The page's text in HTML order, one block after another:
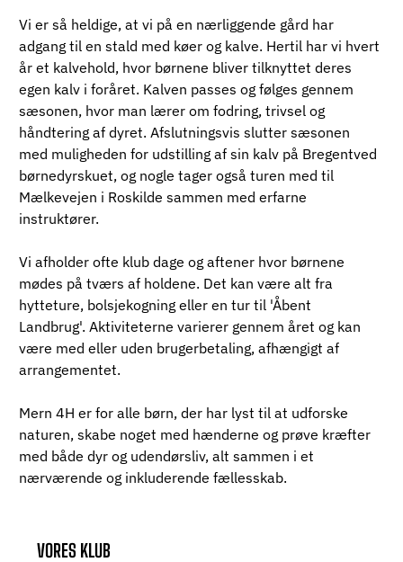
Vi er så heldige, at vi på en nærliggende gård har
adgang til en stald med køer og kalve. Hertil har vi hvert
år et kalvehold, hvor børnene bliver tilknyttet deres
egen kalv i foråret. Kalven passes og følges gennem
sæsonen, hvor man lærer om fodring, trivsel og
håndtering af dyret. Afslutningsvis slutter sæsonen
med muligheden for udstilling af sin kalv på Bregentved
børnedyrskuet, og nogle tager også turen med til
Mælkevejen i Roskilde sammen med erfarne
instruktører.
Vi afholder ofte klub dage og aftener hvor børnene
mødes på tværs af holdene. Det kan være alt fra
hytteture, bolsjekogning eller en tur til 'Åbent
Landbrug'. Aktiviteterne varierer gennem året og kan
være med eller uden brugerbetaling, afhængigt af
arrangementet.
Mern 4H er for alle børn, der har lyst til at udforske
naturen, skabe noget med hænderne og prøve kræfter
med både dyr og udendørsliv, alt sammen i et
nærværende og inkluderende fællesskab.
VORES KLUB